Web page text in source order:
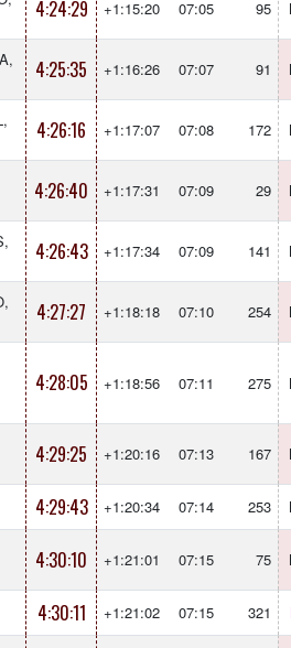
4:24:29 +1:15:20 07:05 95
4:25:35 +1:16:26 07:07 91
4:26:16 +1:17:07 07:08 172
4:26:40 +1:17:31 07:09 29
4:26:43 +1:17:34 07:09 141
4:27:27 +1:18:18 07:10 254
4:28:05 +1:18:56 07:11 275
4:29:25 +1:20:16 07:13 167
4:29:43 +1:20:34 07:14 253
4:30:10 +1:21:01 07:15 75
4:30:11 +1:21:02 07:15 321